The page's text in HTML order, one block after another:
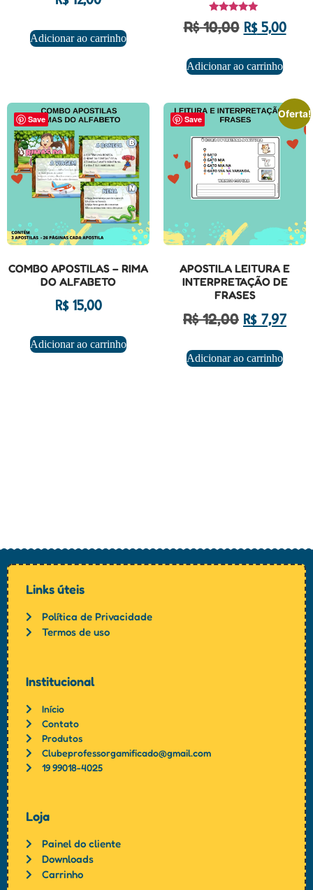
Adicionar ao carrinho
Avaliação
5.00
de 5
R$10,00 R$5,00
Adicionar ao carrinho
Save
COMBO APOSTILAS – RIMA
DO ALFABETO
R$15,00
Adicionar ao carrinho
Save
Oferta!
APOSTILA LEITURA E
INTERPRETAÇÃO DE
FRASES
R$12,00 R$7,97
Adicionar ao carrinho
Links úteis
Política de Privacidade
Termos de uso
Institucional
Início
Contato
Produtos
Clubeprofessorgamificado@gmail.com
19 99018-4025
Loja
Painel do cliente
Downloads
Carrinho